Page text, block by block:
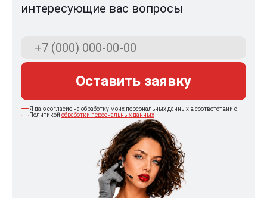
интересующие вас вопросы
Оставить заявку
Я даю согласие на обработку моих персональных данных в соответствии с
Политикой обработки персональных данных